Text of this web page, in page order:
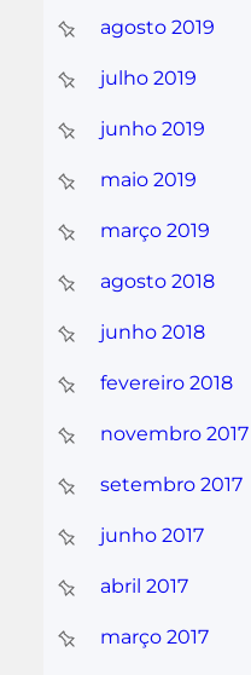
agosto 2019
julho 2019
junho 2019
maio 2019
março 2019
agosto 2018
junho 2018
fevereiro 2018
novembro 2017
setembro 2017
junho 2017
abril 2017
março 2017